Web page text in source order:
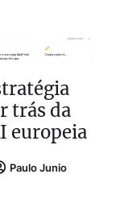
trás da
europeia
Paulo Junio